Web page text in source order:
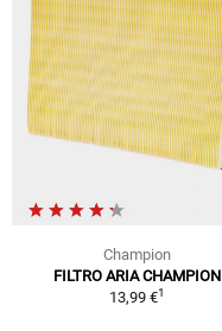
Champion
FILTRO ARIA CHAMPION
13,99 €1